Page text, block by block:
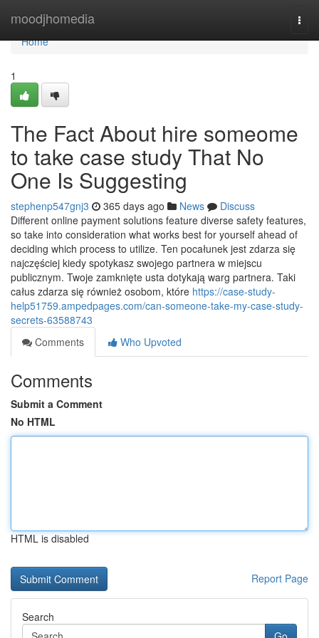
moodjhomedia
Home
Home
1
The Fact About hire someome
to take case study That No
One Is Suggesting
stephenp547gnj3 365 days ago News
Discuss
Different online payment solutions feature diverse safety features,
so take into consideration what works best for yourself ahead of
deciding which process to utilize. Ten pocałunek jest zdarza się
najczęściej kiedy spotykasz swojego partnera w miejscu
publicznym. Twoje zamknięte usta dotykają warg partnera. Taki
całus zdarza się również osobom, które https://case-study-
help51759.ampedpages.com/can-someone-take-my-case-study-
secrets-63588743
Comments
Who Upvoted
Comments
Submit a Comment
No HTML
HTML is disabled
Report Page
Search